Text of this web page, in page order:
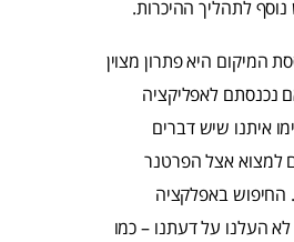
לתהליך ההיכרות.
המיקום היא פתרון מצוין
נכנסתם לאפליקציה
איתנו שיש דברים
למצוא אצל הפרטנר
באפלקציה
העלנו על דעתנו – כמו